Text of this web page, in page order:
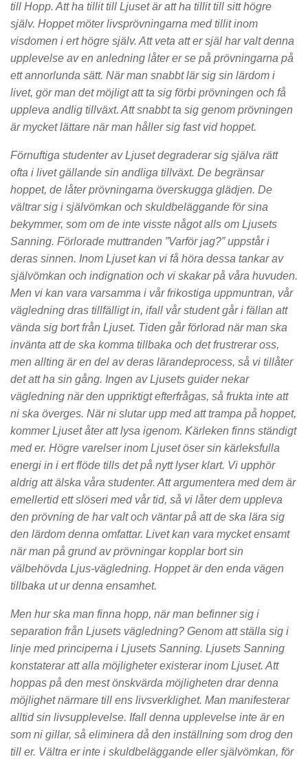
till Hopp. Att ha tillit till Ljuset är att ha tillit till sitt högre
själv. Hoppet möter livsprövningarna med tillit inom
visdomen i ert högre själv. Att veta att er själ har valt denna
upplevelse av en anledning låter er se på prövningarna på
ett annorlunda sätt. När man snabbt lär sig sin lärdom i
livet, gör man det möjligt att ta sig förbi prövningen och få
uppleva andlig tillväxt. Att snabbt ta sig genom prövningen
är mycket lättare när man håller sig fast vid hoppet.
Förnuftiga studenter av Ljuset degraderar sig själva rätt
ofta i livet gällande sin andliga tillväxt. De begränsar
hoppet, de låter prövningarna överskugga glädjen. De
vältrar sig i självömkan och skuldbeläggande för sina
bekymmer, som om de inte visste något alls om Ljusets
Sanning. Förlorade muttranden ”Varför jag?” uppstår i
deras sinnen. Inom Ljuset kan vi få höra dessa tankar av
självömkan och indignation och vi skakar på våra huvuden.
Men vi kan vara varsamma i vår frikostiga uppmuntran, vår
vägledning dras tillfälligt in, ifall vår student går i fällan att
vända sig bort från Ljuset. Tiden går förlorad när man ska
invänta att de ska komma tillbaka och det frustrerar oss,
men allting är en del av deras lärandeprocess, så vi tillåter
det att ha sin gång. Ingen av Ljusets guider nekar
vägledning när den uppriktigt efterfrågas, så frukta inte att
ni ska överges. När ni slutar upp med att trampa på hoppet,
kommer Ljuset åter att lysa igenom. Kärleken finns ständigt
med er. Högre varelser inom Ljuset öser sin kärleksfulla
energi in i ert flöde tills det på nytt lyser klart. Vi upphör
aldrig att älska våra studenter. Att argumentera med dem är
emellertid ett slöseri med vår tid, så vi låter dem uppleva
den prövning de har valt och väntar på att de ska lära sig
den lärdom denna omfattar. Livet kan vara mycket ensamt
när man på grund av prövningar kopplar bort sin
välbehövda Ljus-vägledning. Hoppet är den enda vägen
tillbaka ut ur denna ensamhet.
Men hur ska man finna hopp, när man befinner sig i
separation från Ljusets vägledning? Genom att ställa sig i
linje med principerna i Ljusets Sanning. Ljusets Sanning
konstaterar att alla möjligheter existerar inom Ljuset. Att
hoppas på den mest önskvärda möjligheten drar denna
möjlighet närmare till ens livsverklighet. Man manifesterar
alltid sin livsupplevelse. Ifall denna upplevelse inte är en
som ni gillar, så eliminera då den inställning som drog den
till er. Vältra er inte i skuldbeläggande eller självömkan, för